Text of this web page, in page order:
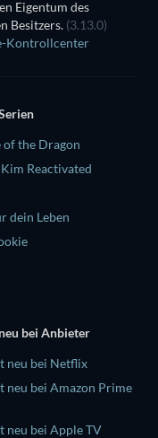
Eigentum des
Besitzers. (3.13.0)
Kontrollcenter
of the Dragon
Reactivated
dein Leben
bei Anbieter
neu bei Netflix
neu bei Amazon Prime
neu bei Apple TV